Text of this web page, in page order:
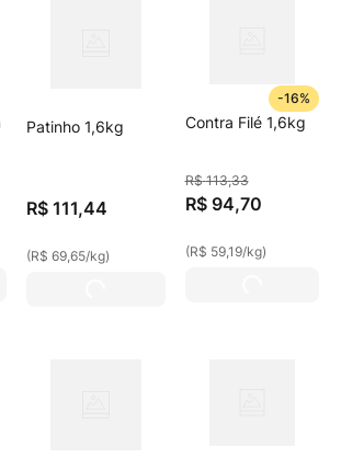
Patinho 1,6kg
R$ 111,44
(R$ 69,65/kg)
-16%
Contra Filé 1,6kg
R$ 113,33
R$ 94,70
(R$ 59,19/kg)